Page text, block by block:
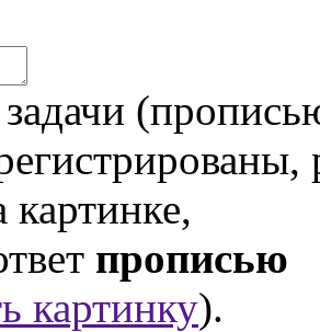
картинке,
прописью
картинку).